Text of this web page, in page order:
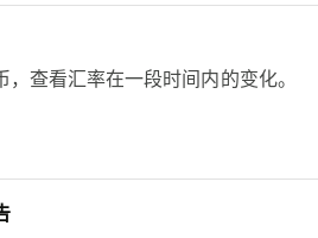
查看汇率在一段时间内的变化。